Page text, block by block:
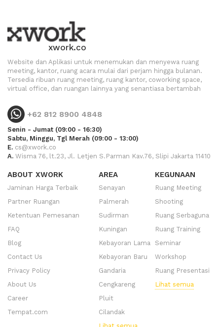
xwork.co
Website dan Aplikasi untuk menemukan dan menyewa ruang
meeting, kantor, ruang acara mulai dari perjam hingga bulanan.
Tersedia ribuan ruang meeting, ruang kantor, coworking space,
virtual office, dan ruangan lainnya yang senantiasa bertambah
+62 812 8900 4848
Senin - Jumat (09:00 - 16:30)
Sabtu, Minggu, Tgl Merah (09:00 - 13:00)
E. cs@xwork.co
A. Wisma 76, lt.23, Jl. Letjen S.Parman Kav.76, Slipi Jakarta 11410
ABOUT XWORK
Jaminan Harga Terbaik
Partner Ruangan
Ketentuan Pemesanan
FAQ
Blog
Contact Us
Privacy Policy
About Us
Career
Tempat.com
AREA
Senayan
Palmerah
Sudirman
Kuningan
Kebayoran Lama
Kebayoran Baru
Gandaria
Cengkareng
Pluit
Cilandak
KEGUNAAN
Ruang Meeting
Shooting
Ruang Serbaguna
Ruang Training
Seminar
Workshop
Ruang Presentasi
Lihat semua